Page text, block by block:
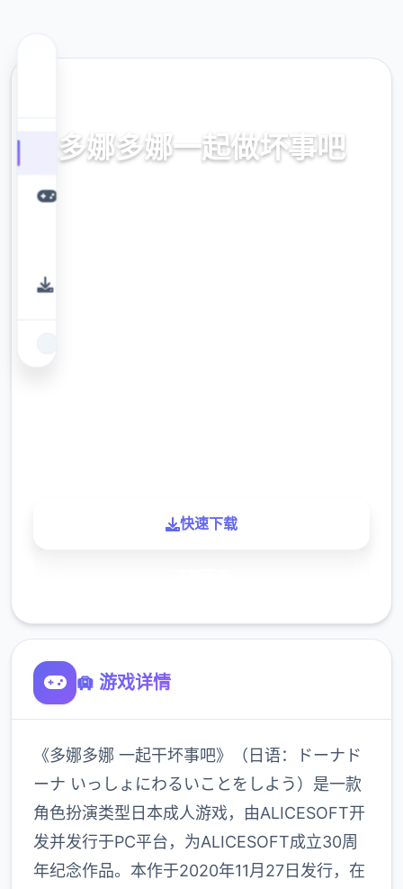
多娜多娜一起做坏事吧
官方中文，中文下载，中文入口，官网入口，最新版
快速下载
🛄 游戏详情
《多娜多娜 一起干坏事吧》（日语：ドーナド
ーナ いっしょにわるいことをしよう）是一款
角色扮演类型日本成人游戏，由ALICESOFT开
发并发行于PC平台，为ALICESOFT成立30周
年纪念作品。本作于2020年11月27日发行，在